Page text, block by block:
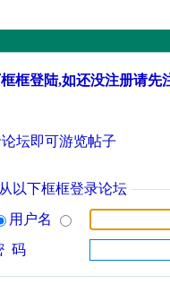
框登陆,如还没注册请先
坛即可游览帖子
以下框框登录论坛
用户名
码